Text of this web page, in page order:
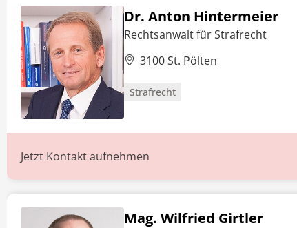
Dr. Anton Hintermeier
Rechtsanwalt für Strafrecht
3100 St. Pölten
Strafrecht
Jetzt Kontakt aufnehmen
Mag. Wilfried Girtler